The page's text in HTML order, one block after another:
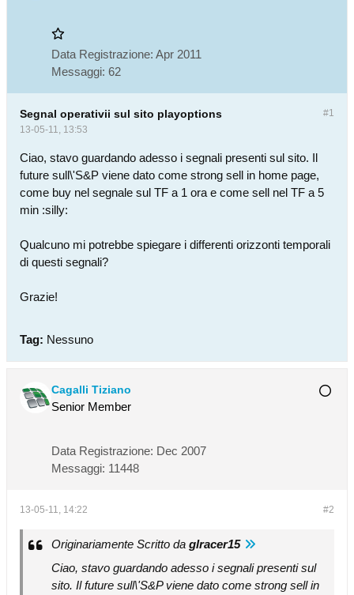
Data Registrazione: Apr 2011
Messaggi: 62
#1
Segnal operativii sul sito playoptions
13-05-11, 13:53
Ciao, stavo guardando adesso i segnali presenti sul sito. Il
future sull\'S&P viene dato come strong sell in home page,
come buy nel segnale sul TF a 1 ora e come sell nel TF a 5
min :silly:
Qualcuno mi potrebbe spiegare i differenti orizzonti temporali
di questi segnali?
Grazie!
Tag: Nessuno
Cagalli Tiziano
Senior Member
Data Registrazione: Dec 2007
Messaggi: 11448
#2
13-05-11, 14:22
Originariamente Scritto da glracer15
Ciao, stavo guardando adesso i segnali presenti sul
sito. Il future sull\'S&P viene dato come strong sell in